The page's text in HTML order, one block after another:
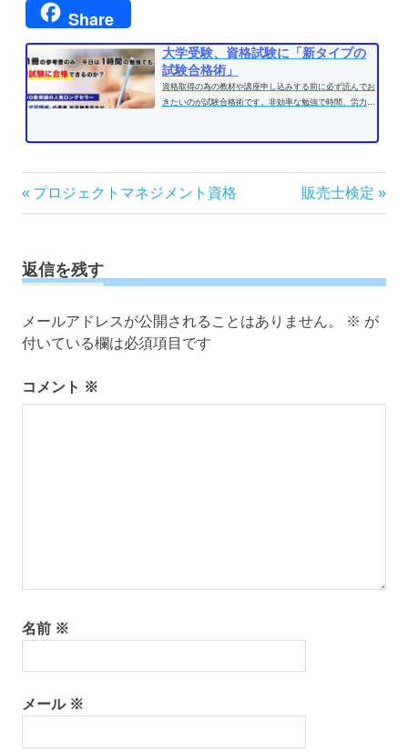
Share
大学受験、資格試験に「新タイプの
試験合格術」
資格取得の為の教材や講座申し込みする前に必ず読んでお
きたいのが試験合格術です。非効率な勉強で時間、労力を
投
稿
ビ
ゲ
シ
ン
前
の
事:
プロジェクトマネジメント資格
次
の
販売士検定
返信を残す
メールアドレスが公開されることはありません。 ※ が
付いている欄は必須項目です
コメント ※
名前 ※
メール ※